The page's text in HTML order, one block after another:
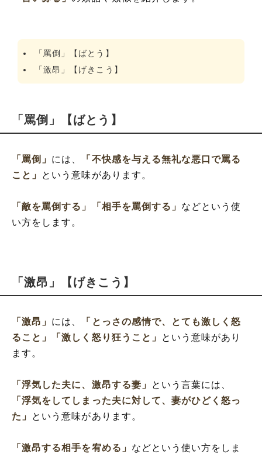
「罵倒」【ばとう】
「激昂」【げきこう】
「罵倒」【ばとう】
「罵倒」 には、
「不快感を与える無礼な悪口で罵る
こと」
という意味があります。
「敵を罵倒する」 「相手を罵倒する」 などという使
い方をします。
「激昂」【げきこう】
「激昂」 には、
「とっさの感情で、とても激しく怒
ること」
「激しく怒り狂うこと」
という意味があり
ます。
「浮気した夫に、激昂する妻」
という言葉には、
「浮気をしてしまった夫に対して、妻がひどく怒っ
た」
という意味があります。
「激昂する相手を宥める」 などという使い方をしま